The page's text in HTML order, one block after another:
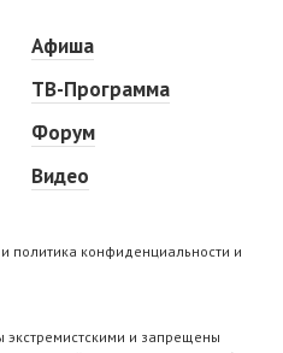
Афиша
ТВ-Программа
Форум
Видео
политика конфиденциальности и
экстремистскими и запрещены